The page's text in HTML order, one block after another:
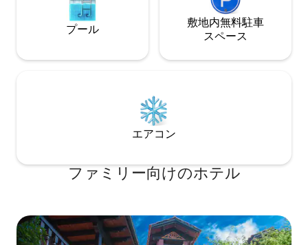
プール
敷地内無料駐⁠車
ス⁠ペ⁠ー⁠ス
エアコン
ファミリー向⁠け⁠のホ⁠テ⁠ル